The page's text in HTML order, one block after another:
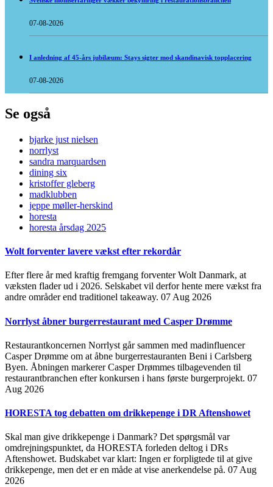
07-08-2026
I anledning af 45-års jubilæum: Stays sigter mod skandinavisk topplacering
07-08-2026
Se også
bjarke just nielsen
norrlyst
sandra marquardsen
dining six
kristoffer gleberg
madklubben
jeppe møller-herskind
horesta
horesta årsdag 2025
Wolt forventer lavere vækst efter rekordår
Efter flere år med kraftig fremgang forventer Wolt Danmark, at
væksten flader ud i 2026. Selskabet vil derfor hente mere vækst fra
andre områder end traditionel takeaway. 07 Aug 2026
Norrlyst åbner burgerrestaurant med Casper Drømme
Restaurantkoncernen Norrlyst går sammen med madinfluencer
Casper Drømme om at åbne burgerrestauranten Beni i Carlsberg
Byen. Åbningen markerer Casper Drømmes tilbagevenden til
restaurantbranchen efter konkursen i hans første burgerprojekt. 07
Aug 2026
HORESTA tog debatten om drikkepenge i DR Aftenshowet
Skal man give drikkepenge i Danmark? Det spørgsmål var
omdrejningspunktet, da HORESTA forleden deltog i DRs
Aftenshowet. Budskabet var klart: Ingen er forpligtede til at give
drikkepenge, men det er en måde at vise anerkendelse på. 07 Aug
2026